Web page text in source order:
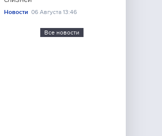
Новости 06 Августа 13:46
Все новости